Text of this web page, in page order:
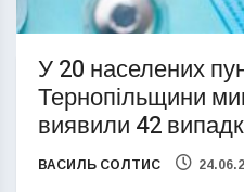
У 20 населених
Тернопільщини
виявили 42
ВАСИЛЬ СОЛТИС